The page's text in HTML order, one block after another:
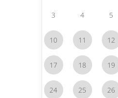
3 4 5
10 11 12
17 18 19
24 25 26